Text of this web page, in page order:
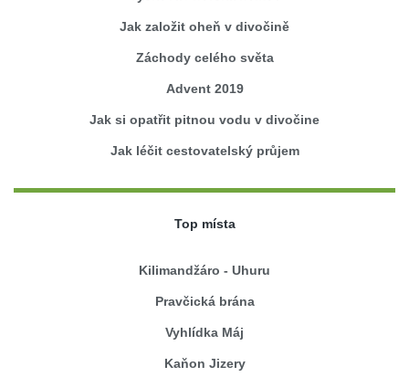
Jak založit oheň v divočině
Záchody celého světa
Advent 2019
Jak si opatřit pitnou vodu v divočine
Jak léčit cestovatelský průjem
Top místa
Kilimandžáro - Uhuru
Pravčická brána
Vyhlídka Máj
Kaňon Jizery